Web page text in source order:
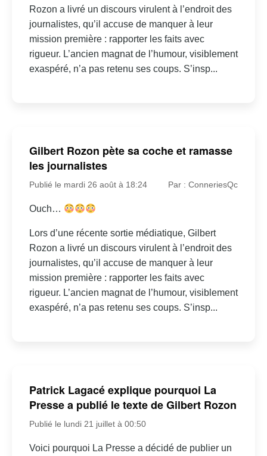
Rozon a livré un discours virulent à l’endroit des
journalistes, qu’il accuse de manquer à leur
mission première : rapporter les faits avec
rigueur. L’ancien magnat de l’humour, visiblement
exaspéré, n’a pas retenu ses coups. S’insp...
Gilbert Rozon pète sa coche et ramasse
les journalistes
Publié le mardi 26 août à 18:24 Par : ConneriesQc
Ouch…
Lors d’une récente sortie médiatique, Gilbert
Rozon a livré un discours virulent à l’endroit des
journalistes, qu’il accuse de manquer à leur
mission première : rapporter les faits avec
rigueur. L’ancien magnat de l’humour, visiblement
exaspéré, n’a pas retenu ses coups. S’insp...
Patrick Lagacé explique pourquoi La
Presse a publié le texte de Gilbert Rozon
Publié le lundi 21 juillet à 00:50
Voici pourquoi La Presse a décidé de publier un